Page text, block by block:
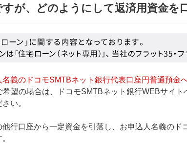
が、どのようにして返済用資金を
義のドコモSMTBネット銀行代表口座円普通預金
希望の場合は、ドコモSMTBネット銀行WEBサイト
い。
行口座から一定資金を引落し、お申込人名義の